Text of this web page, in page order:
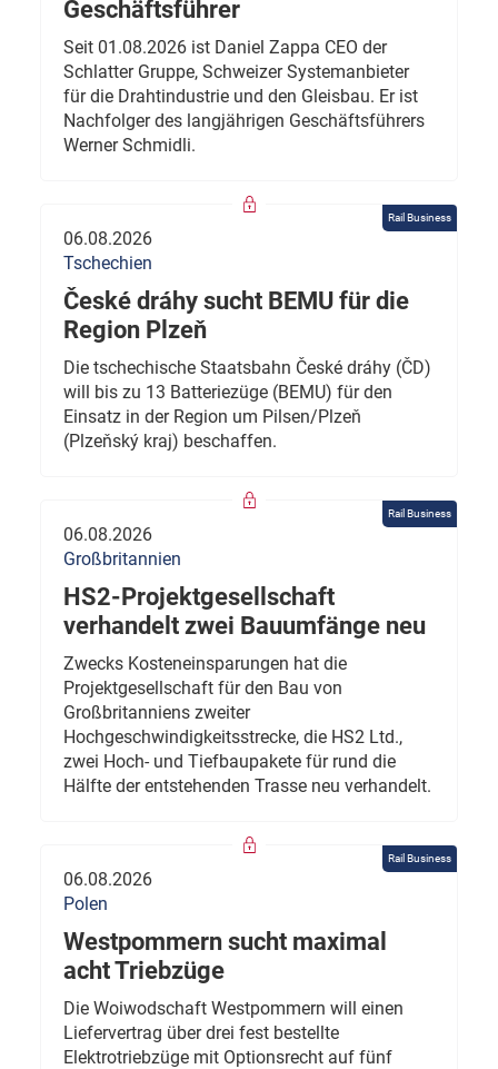
Geschäftsführer
Seit 01.08.2026 ist Daniel Zappa CEO der
Schlatter Gruppe, Schweizer Systemanbieter
für die Drahtindustrie und den Gleisbau. Er ist
Nachfolger des langjährigen Geschäftsführers
Werner Schmidli.
Rail Business
06.08.2026
Tschechien
České dráhy sucht BEMU für die
Region Plzeň
Die tschechische Staatsbahn České dráhy (ČD)
will bis zu 13 Batteriezüge (BEMU) für den
Einsatz in der Region um Pilsen/Plzeň
(Plzeňský kraj) beschaffen.
Rail Business
06.08.2026
Großbritannien
HS2-Projektgesellschaft
verhandelt zwei Bauumfänge neu
Zwecks Kosteneinsparungen hat die
Projektgesellschaft für den Bau von
Großbritanniens zweiter
Hochgeschwindigkeitsstrecke, die HS2 Ltd.,
zwei Hoch- und Tiefbaupakete für rund die
Hälfte der entstehenden Trasse neu verhandelt.
Rail Business
06.08.2026
Polen
Westpommern sucht maximal
acht Triebzüge
Die Woiwodschaft Westpommern will einen
Liefervertrag über drei fest bestellte
Elektrotriebzüge mit Optionsrecht auf fünf